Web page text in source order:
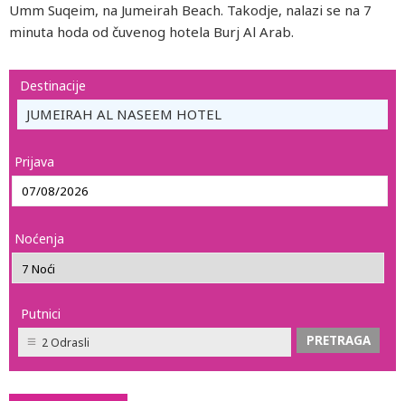
Umm Suqeim, na Jumeirah Beach. Takodje, nalazi se na 7
minuta hoda od čuvenog hotela Burj Al Arab.
Destinacije
JUMEIRAH AL NASEEM HOTEL
Prijava
Noćenja
Putnici
2 Odrasli